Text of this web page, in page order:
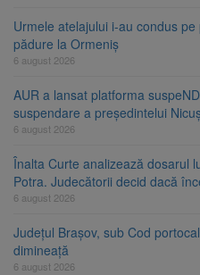
Urmele atelajului i-au condus
pădure la Ormeniș
6 august 2026
AUR a lansat platforma
suspendare a președintelui
6 august 2026
Înalta Curte analizează dosarul
Potra. Judecătorii decid dacă
6 august 2026
Județul Brașov, sub Cod
dimineață
6 august 2026